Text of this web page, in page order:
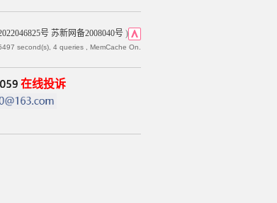
号 苏新网备2008040号 )
second(s), 4 queries , MemCache On.
在线投诉